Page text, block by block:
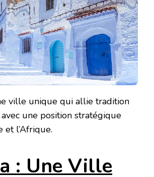
ville unique qui allie tradition
une position stratégique
et l’Afrique.
: Une Ville